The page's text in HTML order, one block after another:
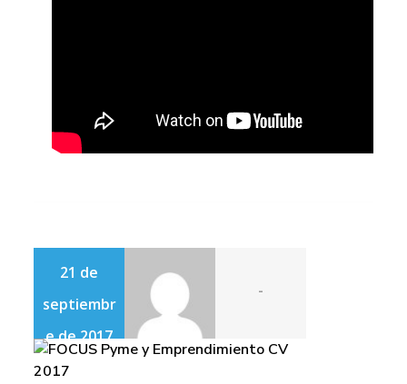
21 de
septiembr
e de 2017
-